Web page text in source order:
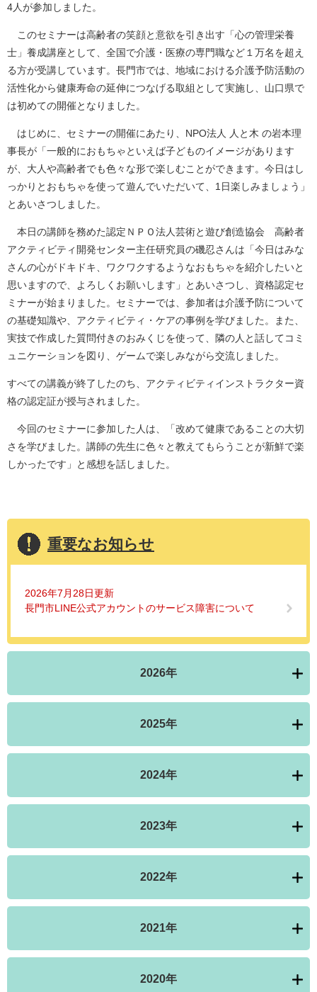
4人が参加しました。
このセミナーは高齢者の笑顔と意欲を引き出す「心の管理栄養
士」養成講座として、全国で介護・医療の専門職など１万名を超え
る方が受講しています。長門市では、地域における介護予防活動の
活性化から健康寿命の延伸につなげる取組として実施し、山口県で
は初めての開催となりました。
はじめに、セミナーの開催にあたり、NPO法人 人と木 の岩本理
事長が「一般的におもちゃといえば子どものイメージがあります
が、大人や高齢者でも色々な形で楽しむことができます。今日はし
っかりとおもちゃを使って遊んでいただいて、1日楽しみましょう」
とあいさつしました。
本日の講師を務めた認定ＮＰＯ法人芸術と遊び創造協会 高齢者
アクティビティ開発センター主任研究員の磯忍さんは「今日はみな
さんの心がドキドキ、ワクワクするようなおもちゃを紹介したいと
思いますので、よろしくお願いします」とあいさつし、資格認定セ
ミナーが始まりました。セミナーでは、参加者は介護予防について
の基礎知識や、アクティビティ・ケアの事例を学びました。また、
実技で作成した質問付きのおみくじを使って、隣の人と話してコミ
ュニケーションを図り、ゲームで楽しみながら交流しました。
すべての講義が終了したのち、アクティビティインストラクター資
格の認定証が授与されました。
今回のセミナーに参加した人は、「改めて健康であることの大切
さを学びました。講師の先生に色々と教えてもらうことが新鮮で楽
しかったです」と感想を話しました。
重要なお知らせ
2026年7月28日更新
長門市LINE公式アカウントのサービス障害について
2026年
2025年
2024年
2023年
2022年
2021年
2020年